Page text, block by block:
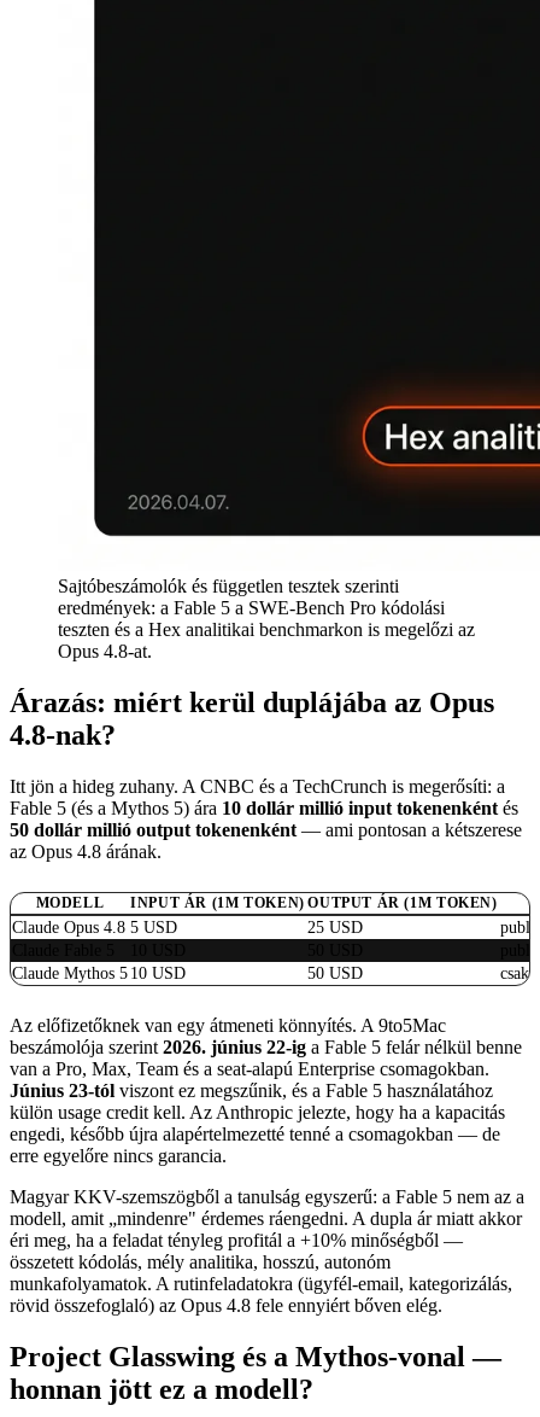
Sajtóbeszámolók és független tesztek szerinti
eredmények: a Fable 5 a SWE-Bench Pro kódolási
teszten és a Hex analitikai benchmarkon is megelőzi az
Opus 4.8-at.
Árazás: miért kerül duplájába az Opus
4.8-nak?
Itt jön a hideg zuhany. A CNBC és a TechCrunch is megerősíti: a
Fable 5 (és a Mythos 5) ára 10 dollár millió input tokenenként és
50 dollár millió output tokenenként — ami pontosan a kétszerese
az Opus 4.8 árának.
MODELL INPUT ÁR (1M TOKEN) OUTPUT ÁR (1M TOKEN)
Claude Opus 4.8 5 USD 25 USD
Claude Mythos 510 USD 50 USD csak
Az előfizetőknek van egy átmeneti könnyítés. A 9to5Mac
beszámolója szerint 2026. június 22-ig a Fable 5 felár nélkül benne
van a Pro, Max, Team és a seat-alapú Enterprise csomagokban.
Június 23-tól viszont ez megszűnik, és a Fable 5 használatához
külön usage credit kell. Az Anthropic jelezte, hogy ha a kapacitás
engedi, később újra alapértelmezetté tenné a csomagokban — de
erre egyelőre nincs garancia.
Magyar KKV-szemszögből a tanulság egyszerű: a Fable 5 nem az a
modell, amit „mindenre" érdemes ráengedni. A dupla ár miatt akkor
éri meg, ha a feladat tényleg profitál a +10% minőségből —
összetett kódolás, mély analitika, hosszú, autonóm
munkafolyamatok. A rutinfeladatokra (ügyfél-email, kategorizálás,
rövid összefoglaló) az Opus 4.8 fele ennyiért bőven elég.
Project Glasswing és a Mythos-vonal —
honnan jött ez a modell?